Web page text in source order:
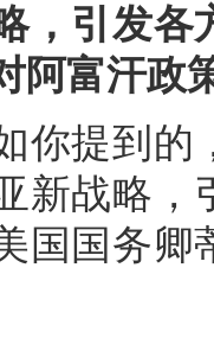
，引发各
阿富汗政
提到的
新战略
国国务卿